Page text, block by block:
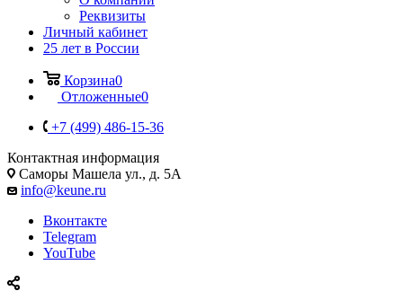
Реквизиты
Личный кабинет
25 лет в России
Корзина0
Отложенные0
+7 (499) 486-15-36
Контактная информация
Саморы Машела ул., д. 5А
info@keune.ru
Вконтакте
Telegram
YouTube